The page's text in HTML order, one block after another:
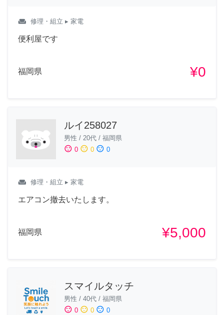
weekend 修理・組立 ▸ 家電
便利屋です
福岡県 ¥0
ルイ258027
男性 / 20代 / 福岡県
sentiment_satisfied 0 sentiment_neutral 0 sentiment_dissatisfied 0
weekend 修理・組立 ▸ 家電
エアコン撤去いたします。
福岡県 ¥5,000
スマイルタッチ
男性 / 40代 / 福岡県
sentiment_satisfied 0 sentiment_neutral 0 sentiment_dissatisfied 0